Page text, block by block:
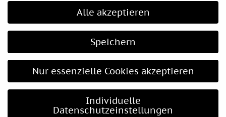
Cookie Einstellungen
AGB und Widerrufsbelehrung
Lesestoff
Astrologie-Artikel
Berühmte Horoskope
Alle akzeptieren
Speichern
Nur essenzielle Cookies akzeptieren
Individuelle
Datenschutzeinstellungen